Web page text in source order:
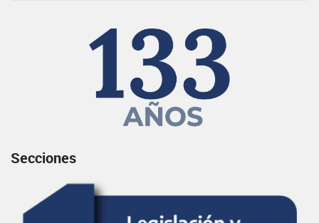
Secciones